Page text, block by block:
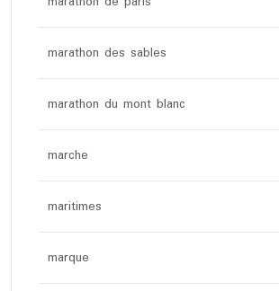
marathon des sables
marathon du mont blanc
marche
maritimes
marque